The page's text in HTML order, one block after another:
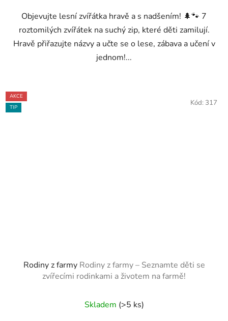
Objevujte lesní zvířátka hravě a s nadšením! 🌲🐾 7
roztomilých zvířátek na suchý zip, které děti zamilují.
Hravě přiřazujte názvy a učte se o lese, zábava a učení v
jednom!...
AKCE
TIP
Rodiny z farmy Rodiny z farmy – Seznamte děti se
zvířecími rodinkami a životem na farmě!
Skladem (>5 ks)
Kód: 317